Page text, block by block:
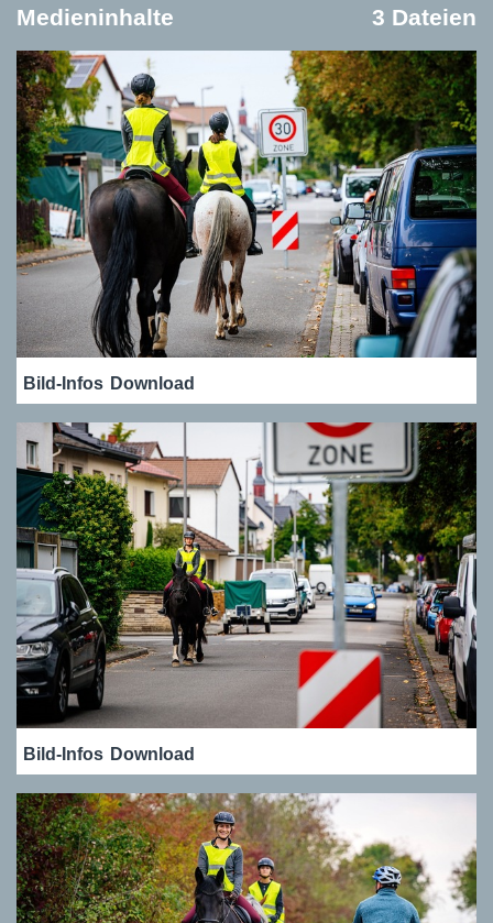
Medieninhalte 3 Dateien
Bild-Infos Download
Bild-Infos Download